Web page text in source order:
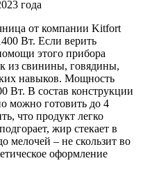
от компании Kitfort
Вт. Если верить
этого прибора
из свинины, говядины,
навыков. Мощность
Вт. В состав конструкции
можно готовить до 4
что продукт легко
жир стекает в
мелочей – не скользит во
оформление